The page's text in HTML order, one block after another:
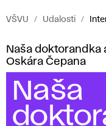
VŠVU Udalosti
I
n
t
Udalosti
Vysokej
školy
výtvarných
umení
Naša doktorandka
Oskára Čepana
Naša